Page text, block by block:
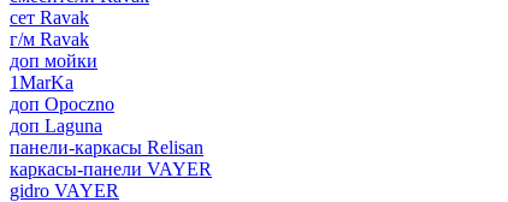
сет Ravak
г/м Ravak
доп мойки
1MarKa
доп Opoczno
доп Laguna
панели-каркасы Relisan
каркасы-панели VAYER
gidro VAYER